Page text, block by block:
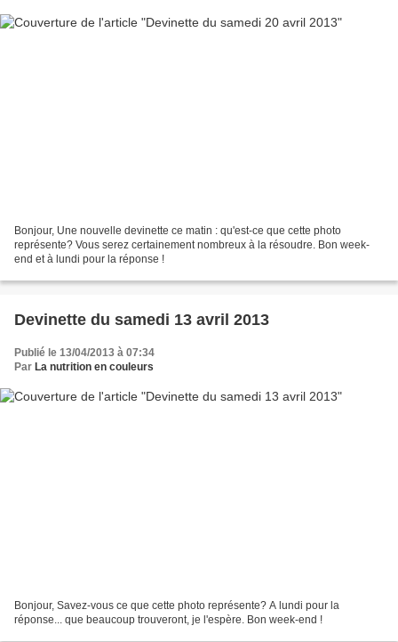
Bonjour, Une nouvelle devinette ce matin : qu'est-ce que cette photo
représente? Vous serez certainement nombreux à la résoudre. Bon week-
end et à lundi pour la réponse !
Devinette du samedi 13 avril 2013
Publié le 13/04/2013 à 07:34
Par La nutrition en couleurs
Bonjour, Savez-vous ce que cette photo représente? A lundi pour la
réponse... que beaucoup trouveront, je l'espère. Bon week-end !